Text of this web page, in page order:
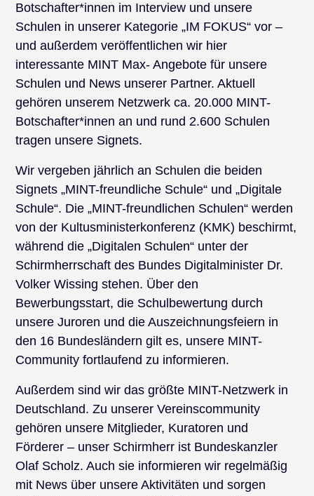
Botschafter*innen im Interview und unsere
Schulen in unserer Kategorie „IM FOKUS“ vor –
und außerdem veröffentlichen wir hier
interessante MINT Max- Angebote für unsere
Schulen und News unserer Partner. Aktuell
gehören unserem Netzwerk ca. 20.000 MINT-
Botschafter*innen an und rund 2.600 Schulen
tragen unsere Signets.
Wir vergeben jährlich an Schulen die beiden
Signets „MINT-freundliche Schule“ und „Digitale
Schule“. Die „MINT-freundlichen Schulen“ werden
von der Kultusministerkonferenz (KMK) beschirmt,
während die „Digitalen Schulen“ unter der
Schirmherrschaft des Bundes Digitalminister Dr.
Volker Wissing stehen. Über den
Bewerbungsstart, die Schulbewertung durch
unsere Juroren und die Auszeichnungsfeiern in
den 16 Bundesländern gilt es, unsere MINT-
Community fortlaufend zu informieren.
Außerdem sind wir das größte MINT-Netzwerk in
Deutschland. Zu unserer Vereinscommunity
gehören unsere Mitglieder, Kuratoren und
Förderer – unser Schirmherr ist Bundeskanzler
Olaf Scholz. Auch sie informieren wir regelmäßig
mit News über unsere Aktivitäten und sorgen